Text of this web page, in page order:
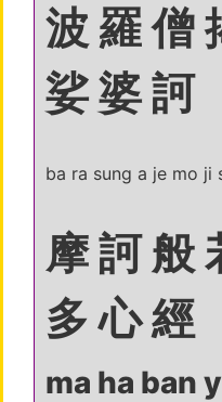
波 羅 僧
娑 婆 訶
ba ra sung a je mo ji
摩 訶 般
多 心 經
ma ha ban